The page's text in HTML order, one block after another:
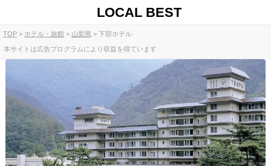
LOCAL BEST
TOP ホテル・旅館 山梨県 下部ホテル
本サイトは広告プログラムにより収益を得ています